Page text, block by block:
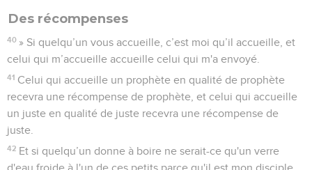
Des récompenses
40 » Si quelqu’un vous accueille, c’est moi qu’il accueille, et
celui qui m’accueille accueille celui qui m'a envoyé.
41 Celui qui accueille un prophète en qualité de prophète
recevra une récompense de prophète, et celui qui accueille
un juste en qualité de juste recevra une récompense de
juste.
42 Et si quelqu’un donne à boire ne serait-ce qu'un verre
d'eau froide à l'un de ces petits parce qu'il est mon disciple,